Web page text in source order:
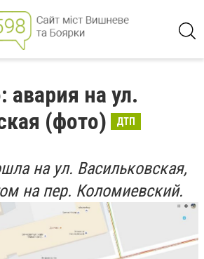
авария на ул.
(фото)
ДТП
на ул. Васильковская,
на пер. Коломиевский.